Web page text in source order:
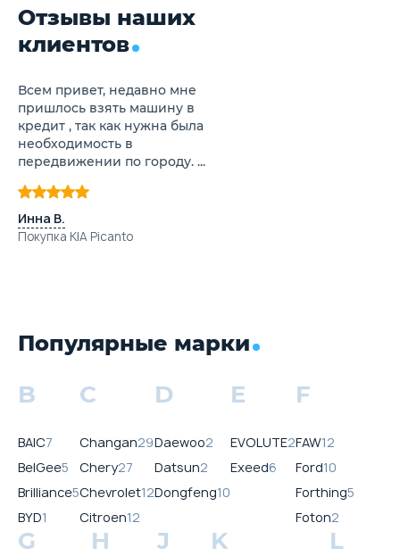
Отзывы наших
клиентов
Всем привет, недавно мне
пришлось взять машину в
кредит , так как нужна была
необходимость в
передвижении по городу. ...
Инна В.
Покупка KIA Picanto
Популярные марки
B
BAIC7
BelGee5
Brilliance5
BYD1
C
Changan29
Chery27
Chevrolet12
Citroen12
D
Daewoo2
Datsun2
Dongfeng10
E
EVOLUTE2
Exeed6
F
FAW12
Ford10
Forthing5
Foton2
G H J K L